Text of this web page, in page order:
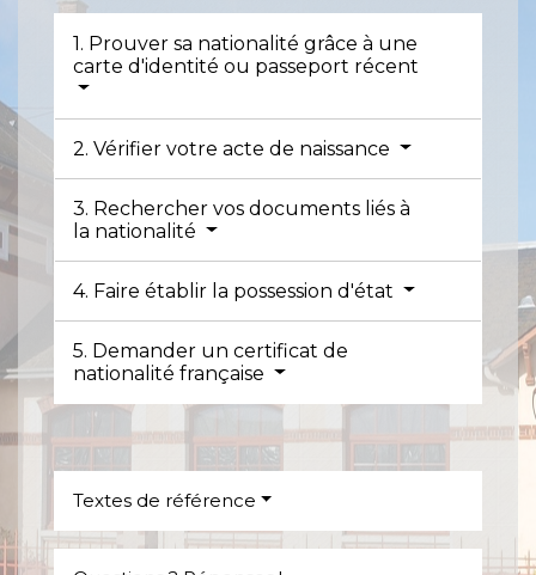
1. Prouver sa nationalité grâce à une
carte d'identité ou passeport récent
2. Vérifier votre acte de naissance
3. Rechercher vos documents liés à
la nationalité
4. Faire établir la possession d'état
5. Demander un certificat de
nationalité française
Textes de référence